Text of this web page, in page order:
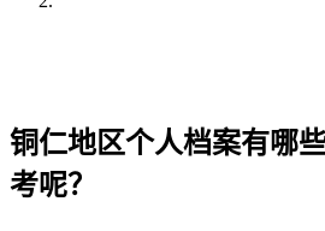
铜仁地区个人档案有哪
考呢？